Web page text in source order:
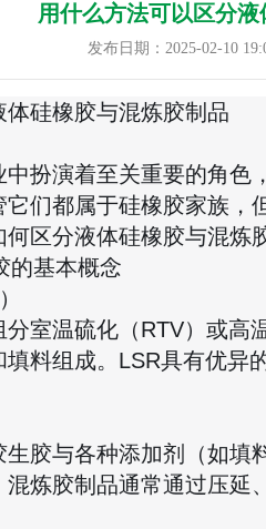
用什么方法可以区分
发布日期：2025-02-10
硅橡胶与混炼胶制品
扮演着至关重要的角色
它们都属于硅橡胶家族
区分液体硅橡胶与混炼
的基本概念
室温硫化（RTV）或高
料组成。LSR具有优异
胶与各种添加剂（如
炼胶制品通常通过压